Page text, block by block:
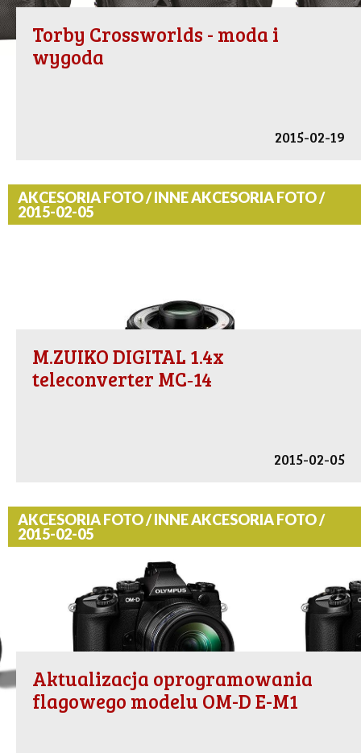
Torby Crossworlds - moda i
wygoda
2015-02-19
AKCESORIA FOTO / INNE AKCESORIA FOTO /
2015-02-05
M.ZUIKO DIGITAL 1.4x
teleconverter MC‑14
2015-02-05
AKCESORIA FOTO / INNE AKCESORIA FOTO /
2015-02-05
Aktualizacja oprogramowania
flagowego modelu OM-D E-M1